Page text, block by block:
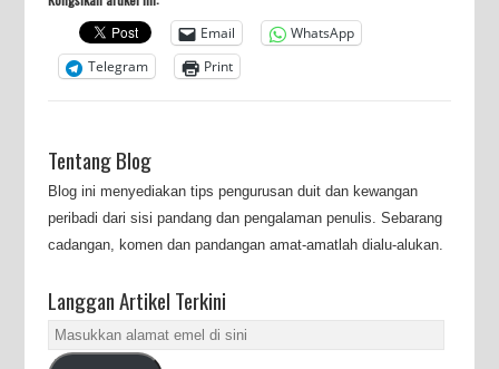
Email
WhatsApp
Telegram
Print
Tentang Blog
Blog ini menyediakan tips pengurusan duit dan kewangan
peribadi dari sisi pandang dan pengalaman penulis. Sebarang
cadangan, komen dan pandangan amat-amatlah dialu-alukan.
Langgan Artikel Terkini
Masukkan
alamat